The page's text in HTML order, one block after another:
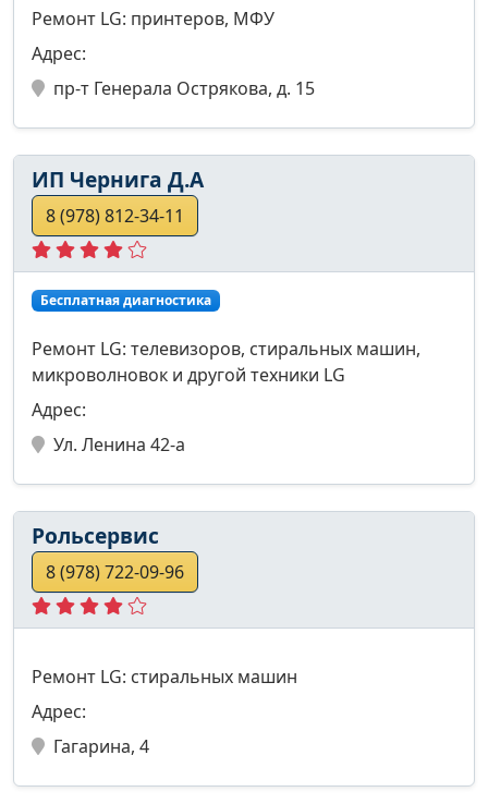
Ремонт LG: принтеров, МФУ
Адрес:
пр-т Генерала Острякова, д. 15
ИП Чернига Д.А
8 (978) 812-34-11
Бесплатная диагностика
Ремонт LG: телевизоров, стиральных машин,
микроволновок и другой техники LG
Адрес:
Ул. Ленина 42-а
Рольсервис
8 (978) 722-09-96
Ремонт LG: стиральных машин
Адрес:
Гагарина, 4